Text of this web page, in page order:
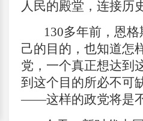
人民的殿堂，连接历
130多年前，恩
己的目的，也知道怎
党，一个真正想达到
到这个目的所必不可
——这样的政党将是不